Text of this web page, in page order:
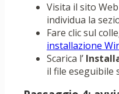
Visita il sito
individua la
Fare clic sul
installazione
Scarica l’
il file eseguibile